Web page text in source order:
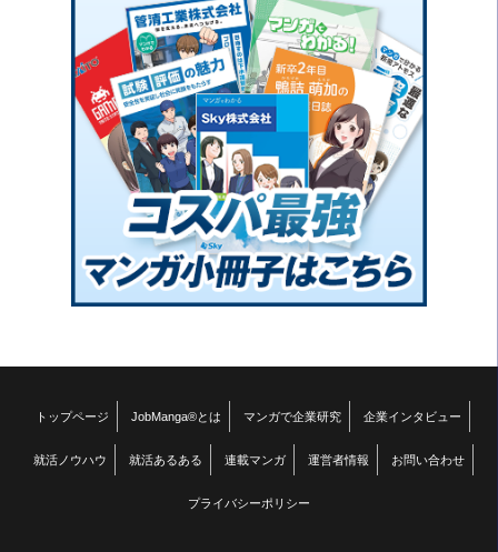
トップページ JobManga®とは マンガで企業研究 企業インタビュー
就活ノウハウ 就活あるある 連載マンガ 運営者情報 お問い合わせ
プライバシーポリシー